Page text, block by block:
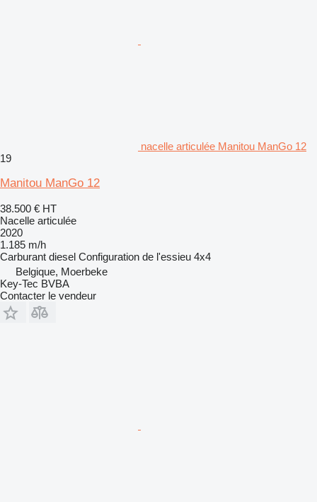
nacelle articulée Manitou ManGo 12
19
Manitou ManGo 12
38.500 € HT
Nacelle articulée
2020
1.185 m/h
Carburant diesel Configuration de l'essieu 4x4
Belgique, Moerbeke
Key-Tec BVBA
Contacter le vendeur